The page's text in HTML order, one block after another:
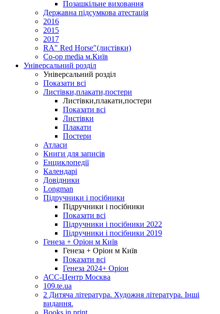
Позашкільне виховання
Державна підсумкова атестація
2016
2015
2017
RA" Red Horse"(листівки)
Co-op media м.Київ
Універсальний розділ
Універсальний розділ
Показати всі
Листівки,плакати,постери
Листівки,плакати,постери
Показати всі
Листівки
Плакати
Постери
Атласи
Книги для записів
Енциклопедії
Календарі
Довідники
Longman
Підручники і посібники
Підручники і посібники
Показати всі
Підручники і посібники 2022
Підручники і посібники 2019
Генеза + Оріон м Київ
Генеза + Оріон м Київ
Показати всі
Генеза 2024+ Оріон
АСС-Центр Москва
109.te.ua
2 Дитяча література. Художня література. Інші
видання.
Books in print